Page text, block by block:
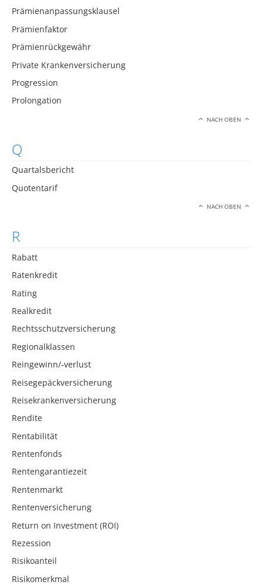
Prämienanpassungsklausel
Prämienfaktor
Prämienrückgewähr
Private Krankenversicherung
Progression
Prolongation
NACH OBEN
Q
Quartalsbericht
Quotentarif
NACH OBEN
R
Rabatt
Ratenkredit
Rating
Realkredit
Rechtsschutzversicherung
Regionalklassen
Reingewinn/-verlust
Reisegepäckversicherung
Reisekrankenversicherung
Rendite
Rentabilität
Rentenfonds
Rentengarantiezeit
Rentenmarkt
Rentenversicherung
Return on Investment (ROI)
Rezession
Risikoanteil
Risikomerkmal